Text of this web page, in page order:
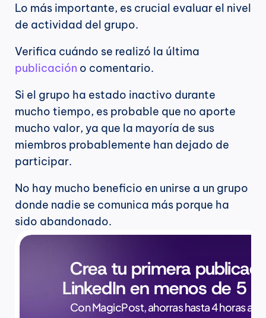
Lo más importante, es crucial evaluar el nivel
de actividad del grupo.
publicación o comentario.
Si el grupo ha estado inactivo durante
mucho tiempo, es probable que no aporte
mucho valor, ya que la mayoría de sus
miembros probablemente han dejado de
participar.
No hay mucho beneficio en unirse a un grupo
donde nadie se comunica más porque ha
sido abandonado.
Crea tu primera
LinkedIn en menos de 5
Con MagicPost, ahorras hasta 4 horas a la